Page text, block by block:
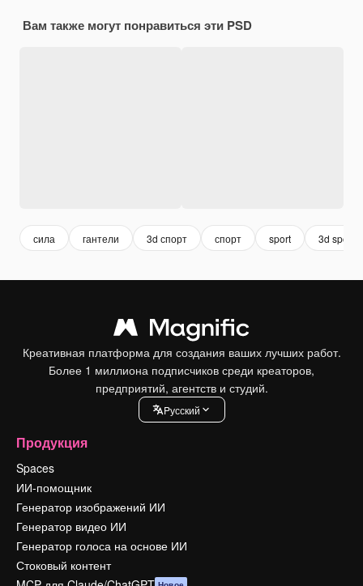
Вам также могут понравиться эти PSD
сила гантели 3d спорт спорт sport 3d sport
Креативная платформа для создания ваших лучших работ.
Более 1 миллиона подписчиков среди креаторов,
предприятий, агентств и студий.
Pусский
Продукция
Spaces
ИИ-помощник
Генератор изображений ИИ
Генератор видео ИИ
Генератор голоса на основе ИИ
Стоковый контент